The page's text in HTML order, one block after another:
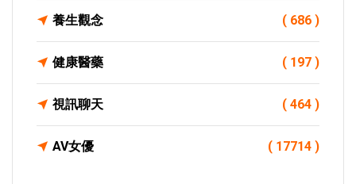
養生觀念 ( 686 )
健康醫藥 ( 197 )
視訊聊天 ( 464 )
AV女優 ( 17714 )